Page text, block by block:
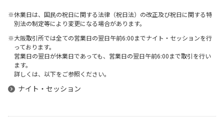
休業日は、国民の祝日に関する法律（祝日法）の改正及び祝日に関する特
別法の制定等により変更になる場合があります。
大阪取引所では全ての営業日の翌日午前6:00までナイト・セッションを行
っております。
営業日の翌日が休業日であっても、営業日の翌日午前6:00まで取引を行い
ます。
詳しくは、以下をご参照ください。
ナイト・セッション